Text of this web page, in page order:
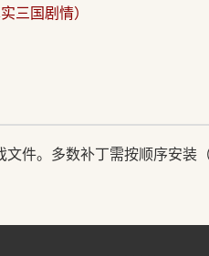
三国剧情）
文件。多数补丁需按顺序安